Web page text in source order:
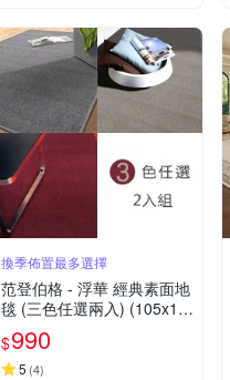
換季佈置最多選擇
范登伯格 - 浮華 經典素面地
毯 (三色任選兩入) (105x15
6cm)
$990
5 (4)